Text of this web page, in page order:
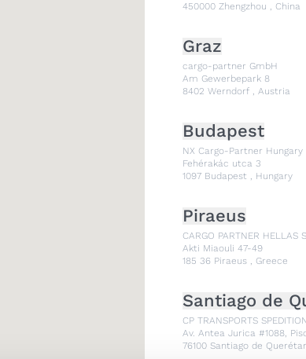
450000 Zhengzhou , China
Graz
cargo-partner GmbH
Am Gewerbepark 8
8402 Werndorf , Austria
Budapest
NX Cargo-Partner Hungary
Fehérakác utca 3
1097 Budapest , Hungary
Piraeus
CARGO PARTNER HELLAS
Akti Miaouli 47-49
185 36 Piraeus , Greece
Santiago de
CP TRANSPORTS
Av. Antea Jurica #1088,
76100 Santiago de